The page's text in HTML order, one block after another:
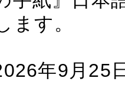
ます。
年9月25